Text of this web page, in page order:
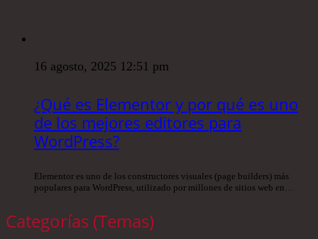
16 agosto, 2025 12:51 pm
¿Qué es Elementor y por qué es uno
de los mejores editores para
WordPress?
Elementor es uno de los constructores visuales (page builders) más
populares para WordPress, utilizado por millones de sitios web en…
Categorías (Temas)